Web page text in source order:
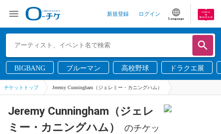
新規登録 ログイン
Language
BIGBANG ブルーマン 高校野球 ドラクエ展
チケットトップ Jeremy Cunningham（ジェレミー・カニングハム）
Jeremy Cunningham（ジェレ
ミー・カニングハム）
のチケッ